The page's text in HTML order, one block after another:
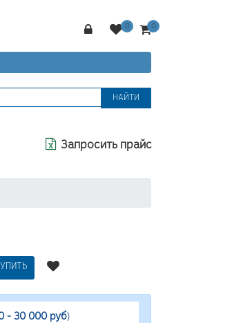
НАЙТИ
Запросить прайс
- 30 000 руб)